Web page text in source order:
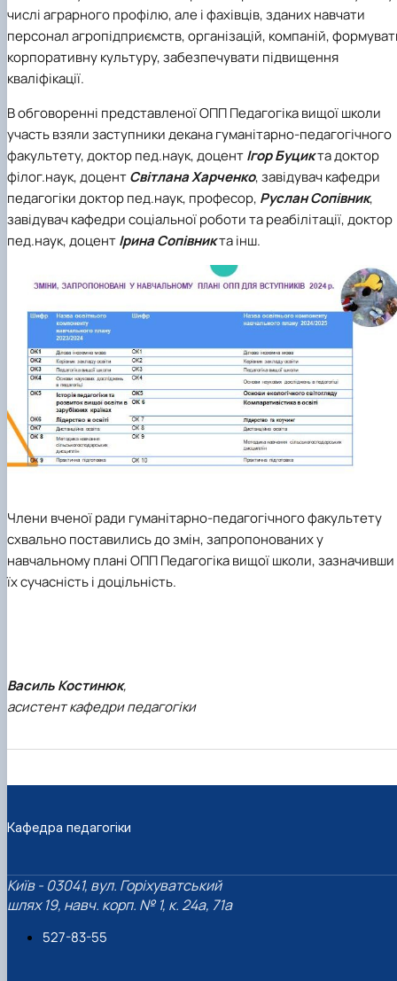
числі аграрного профілю, але і фахівців, зданих навчати
персонал агропідприємств, організацій, компаній,
корпоративну культуру, забезпечувати підвищення
кваліфікації.
В обговоренні представленої ОПП Педагогіка вищої школи
участь взяли заступники декана гуманітарно-педагогічного
факультету, доктор пед.наук, доцентІгор Буцикта доктор
філог.наук, доцентСвітлана Харченко, завідувач кафедри
педагогіки доктор пед.наук, професор, Руслан Сопівник,
завідувач кафедри соціальної роботи та реабілітації, доктор
пед.наук, доцентІрина Сопівникта інш.
Члени вченої ради гуманітарно-педагогічного факультету
схвально поставились до змін, запропонованих у
навчальному плані ОПП Педагогіка вищої школи, зазначивши
їх сучасність і доцільність.
Василь Костинюк,
асистент кафедри педагогіки
Кафедра педагогіки
Київ - 03041, вул. Горіхуватський
шлях 19, навч. корп. № 1, к. 24а, 71а
527-83-55